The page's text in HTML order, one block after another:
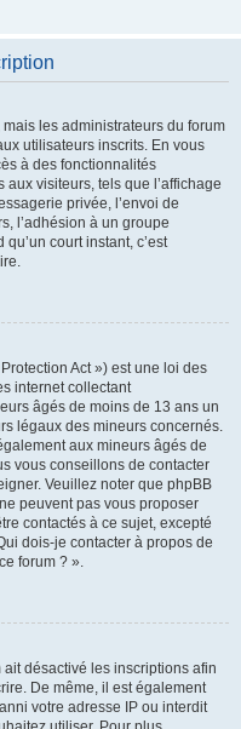
les administrateurs du forum
utilisateurs inscrits. En vous
à des fonctionnalités
visiteurs, tels que l’affichage
privée, l’envoi de
l’adhésion à un groupe
court instant, c’est
Act ») est une loi des
internet collectant
âgés de moins de 13 ans un
légaux des mineurs concernés.
aux mineurs âgés de
vous conseillons de contacter
Veuillez noter que phpBB
peuvent pas vous proposer
contactés à ce sujet, excepté
dois-je contacter à propos de
forum ? ».
ait désactivé les inscriptions afin
De même, il est également
votre adresse IP ou interdit